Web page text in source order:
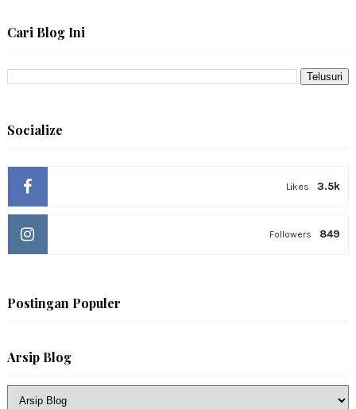
Cari Blog Ini
Socialize
3.5k
Likes
849
Followers
Postingan Populer
Arsip Blog